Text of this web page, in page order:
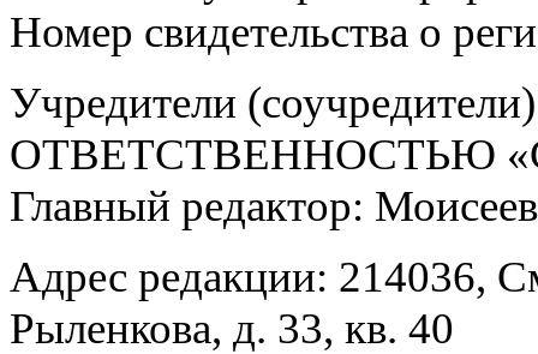
Номер свидетельства о
Учредители
ОТВЕТСТВЕННОСТЬЮ
Главный редактор:
Адрес редакции: 214036,
Рыленкова, д. 33, кв. 40